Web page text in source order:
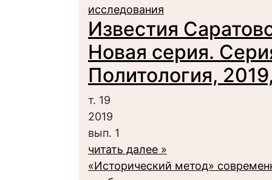
исследования
Известия
Новая серия.
Политология,
т. 19
2019
вып. 1
читать далее »
«Исторический метод»